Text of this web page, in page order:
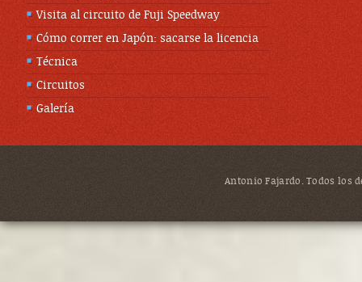
Visita al circuito de Fuji Speedway
Cómo correr en Japón: sacarse la licencia
Técnica
Circuitos
Galería
Antonio Fajardo. Todos los